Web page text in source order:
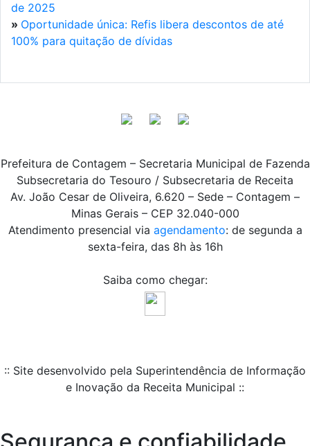
de 2025
» Oportunidade única: Refis libera descontos de até
100% para quitação de dívidas
Prefeitura de Contagem – Secretaria Municipal de Fazenda
Subsecretaria do Tesouro / Subsecretaria de Receita
Av. João Cesar de Oliveira, 6.620 – Sede – Contagem –
Minas Gerais – CEP 32.040-000
Atendimento presencial via agendamento: de segunda a
sexta-feira, das 8h às 16h
Saiba como chegar:
:: Site desenvolvido pela Superintendência de Informação
e Inovação da Receita Municipal ::